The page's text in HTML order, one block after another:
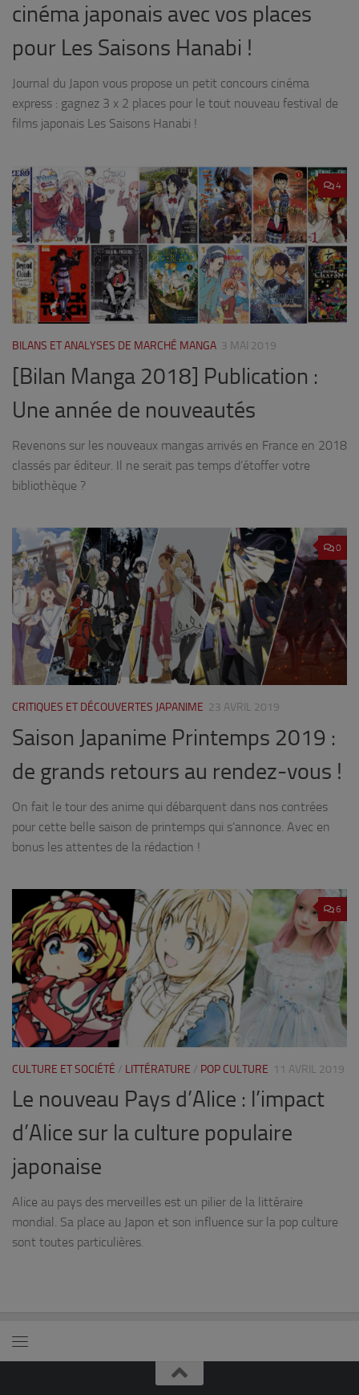
cinéma japonais avec vos places
pour Les Saisons Hanabi !
Journal du Japon vous propose un petit concours cinéma
express : gagnez 3 x 2 places pour le tout nouveau festival de
films japonais Les Saisons Hanabi !
4
BILANS ET ANALYSES DE MARCHÉ MANGA 3 MAI 2019
[Bilan Manga 2018] Publication :
Une année de nouveautés
Revenons sur les nouveaux mangas arrivés en France en 2018
classés par éditeur. Il ne serait pas temps d’étoffer votre
bibliothèque ?
0
CRITIQUES ET DÉCOUVERTES JAPANIME 23 AVRIL 2019
Saison Japanime Printemps 2019 :
de grands retours au rendez-vous !
On fait le tour des anime qui débarquent dans nos contrées
pour cette belle saison de printemps qui s’annonce. Avec en
bonus les attentes de la rédaction !
6
CULTURE ET SOCIÉTÉ / LITTÉRATURE / POP CULTURE 11 AVRIL 2019
Le nouveau Pays d’Alice : l’impact
d’Alice sur la culture populaire
japonaise
Alice au pays des merveilles est un pilier de la littéraire
mondial. Sa place au Japon et son influence sur la pop culture
sont toutes particulières.